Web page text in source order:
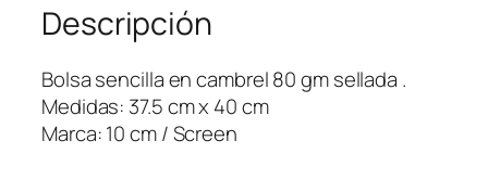
m
b
r
e
l
Descripción
Bolsa sencilla en cambrel 80 gm sellada .
Medidas: 37.5 cm x 40 cm
Marca: 10 cm / Screen